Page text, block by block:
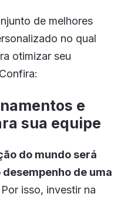
de melhores
no qual
otimizar seu
e
sua equipe
do mundo será
de uma
isso, investir na